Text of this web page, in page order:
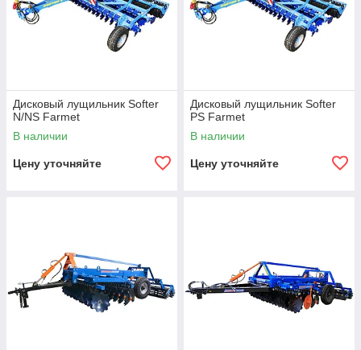
Дисковый лущильник Softer
N/NS Farmet
В наличии
Цену уточняйте
Дисковый лущильник Softer
PS Farmet
В наличии
Цену уточняйте